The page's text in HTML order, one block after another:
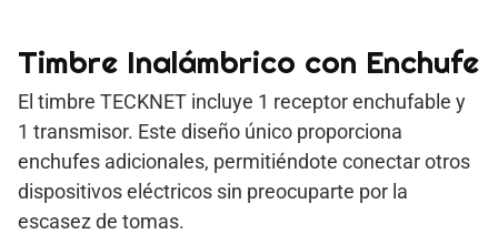
Timbre Inalámbrico con Enchufe
El timbre TECKNET incluye 1 receptor enchufable y
1 transmisor. Este diseño único proporciona
enchufes adicionales, permitiéndote conectar otros
dispositivos eléctricos sin preocuparte por la
escasez de tomas.